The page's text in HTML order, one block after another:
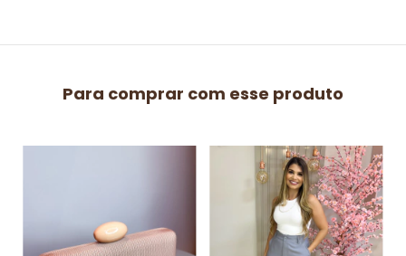
Para comprar com esse produto